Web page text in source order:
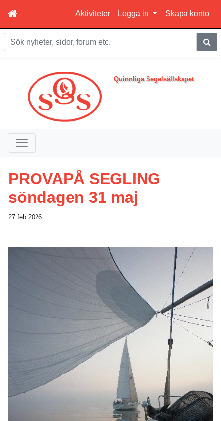
Aktiviteter Logga in Skapa konto
Sök
Quinnliga Segelsällskapet
PROVAPÅ SEGLING
söndagen 31 maj
27 feb 2026